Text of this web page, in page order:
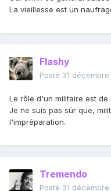
La vieillesse est un
Flashy
Posté 31 décembre
Le rôle d'un militaire est
Je ne suis pas sûr que,
l'impréparation.
Tremendo
Posté 31 décembre